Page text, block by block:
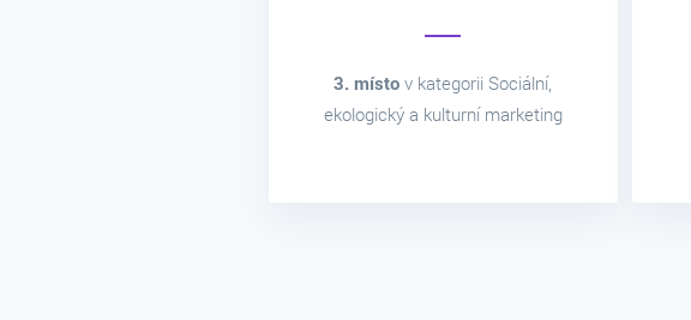
3. místo v kategorii Sociální,
ekologický a kulturní marketing